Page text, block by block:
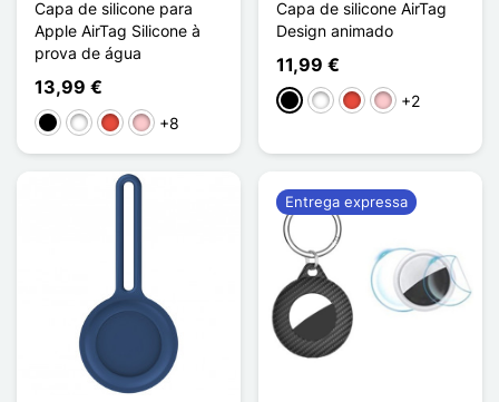
Capa de silicone para
Apple AirTag Silicone à
prova de água
13,99 €
PretoBrancoVermelho
Rosa+8
Capa de silicone AirTag
Design animado
11,99 €
PretoBrancoVermelho
Rosa+2
Entrega expressa